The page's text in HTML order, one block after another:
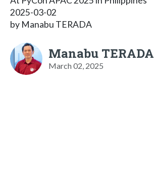
2025-03-02
by Manabu TERADA
Manabu TERADA
March 02, 2025